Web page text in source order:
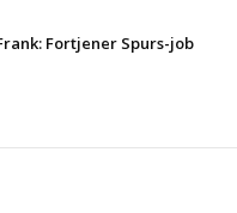
Fortjener Spurs-job